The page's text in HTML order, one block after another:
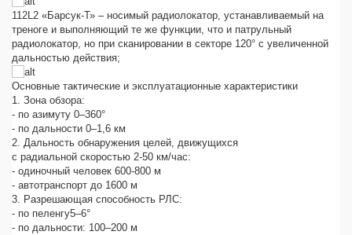
112L2 «Барсук-Т» – носимый радиолокатор, устанавливаемый на
треноге и выполняющий те же функции, что и патрульный
радиолокатор, но при сканировании в секторе 120° с увеличенной
дальностью действия;
Основные тактические и эксплуатационные характеристики
1. Зона обзора:
- по азимуту 0–360°
- по дальности 0–1,6 км
2. Дальность обнаружения целей, движущихся
с радиальной скоростью 2-50 км/час:
- одиночный человек 600-800 м
- автотранспорт до 1600 м
3. Разрешающая способность РЛС:
- по пеленгу5–6°
- по дальности: 100–200 м